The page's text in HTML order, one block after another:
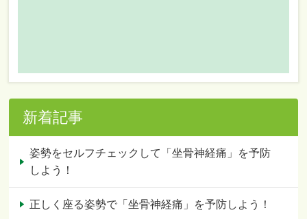
新着記事
姿勢をセルフチェックして「坐骨神経痛」を予防
しよう！
正しく座る姿勢で「坐骨神経痛」を予防しよう！